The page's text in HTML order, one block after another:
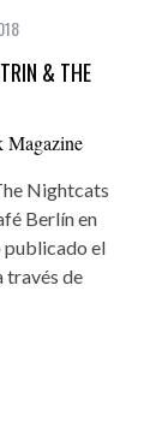
& THE
Magazine
Nightcats
Berlín en
publicado el
través de